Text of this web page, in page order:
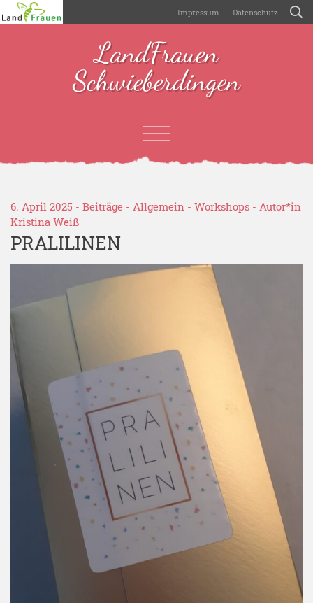
Impressum Datenschutz
LandFrauen
Schwieberdingen
6. April 2025 - Beiträge - Allgemein - Workshops - Autor*in
Kristina Weiß
PRALILINEN